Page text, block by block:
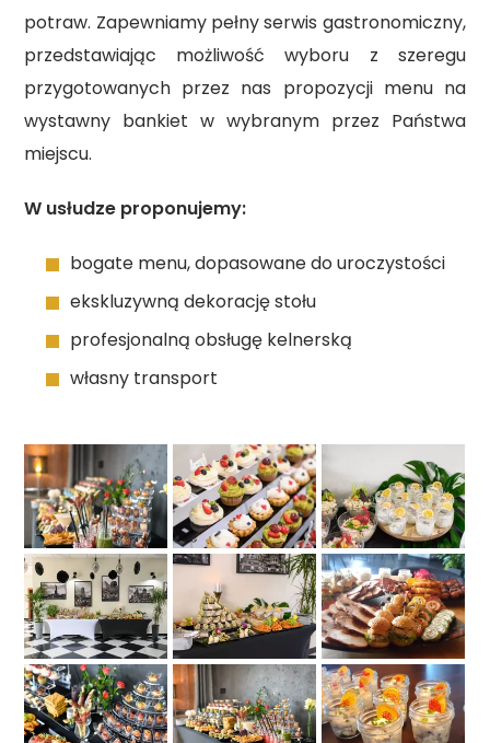
potraw. Zapewniamy pełny serwis gastronomiczny,
przedstawiając możliwość wyboru z szeregu
przygotowanych przez nas propozycji menu na
wystawny bankiet w wybranym przez Państwa
miejscu.
W usłudze proponujemy:
bogate menu, dopasowane do uroczystości
ekskluzywną dekorację stołu
profesjonalną obsługę kelnerską
własny transport